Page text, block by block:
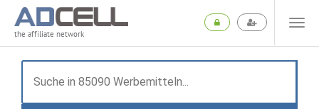
the affiliate network